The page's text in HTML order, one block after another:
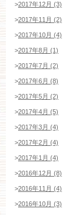
>2017年12月 (3)
>2017年11月 (2)
>2017年10月 (4)
>2017年8月 (1)
>2017年7月 (2)
>2017年6月 (8)
>2017年5月 (2)
>2017年4月 (5)
>2017年3月 (4)
>2017年2月 (4)
>2017年1月 (4)
>2016年12月 (8)
>2016年11月 (4)
>2016年10月 (3)